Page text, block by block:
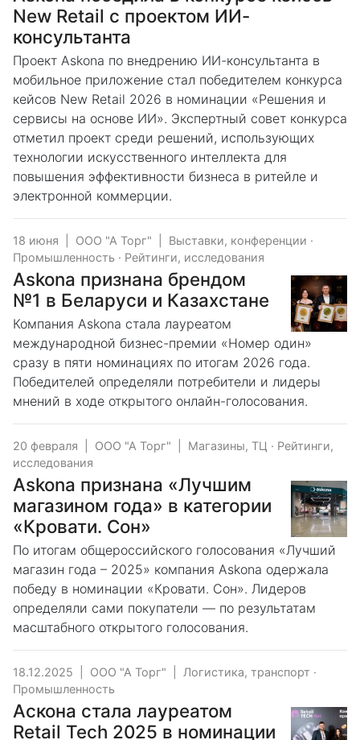
New Retail с проектом ИИ-
консультанта
Проект Askona по внедрению ИИ-консультанта в
мобильное приложение стал победителем конкурса
кейсов New Retail 2026 в номинации «Решения и
сервисы на основе ИИ». Экспертный совет конкурса
отметил проект среди решений, использующих
технологии искусственного интеллекта для
повышения эффективности бизнеса в ритейле и
электронной коммерции.
18 июня ООО "А Торг" Выставки, конференции ·
Промышленность · Рейтинги, исследования
Askona признана брендом
№1 в Беларуси и Казахстане
Компания Askona стала лауреатом
международной бизнес-премии «Номер один»
сразу в пяти номинациях по итогам 2026 года.
Победителей определяли потребители и лидеры
мнений в ходе открытого онлайн-голосования.
20 февраля ООО "А Торг" Магазины, ТЦ · Рейтинги,
исследования
Askona признана «Лучшим
магазином года» в категории
«Кровати. Сон»
По итогам общероссийского голосования «Лучший
магазин года – 2025» компания Askona одержала
победу в номинации «Кровати. Сон». Лидеров
определяли сами покупатели — по результатам
масштабного открытого голосования.
18.12.2025 ООО "А Торг" Логистика, транспорт ·
Промышленность
Аскона стала лауреатом
Retail Tech 2025 в номинации